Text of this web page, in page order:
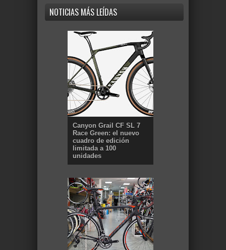
NOTICIAS MÁS LEÍDAS
Canyon Grail CF SL 7
Race Green: el nuevo
cuadro de edición
limitada a 100
unidades